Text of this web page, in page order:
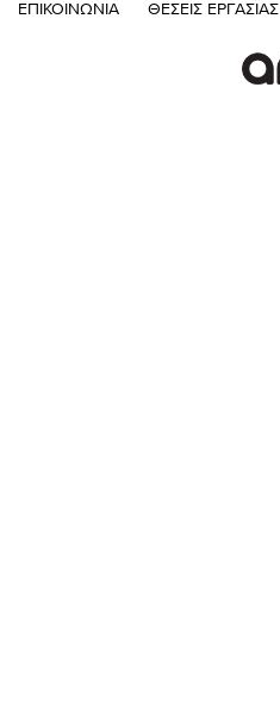
ΕΠΙΚΟΙΝΩΝΊΑ ΘΈΣΕΙΣ ΕΡΓΑΣΊΑΣ